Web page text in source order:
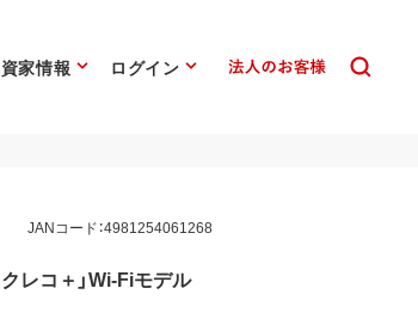
家情報 ログイン
JANコード：4981254061268
レコ＋」Wi-Fiモデル